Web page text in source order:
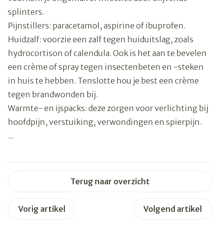
splinters.
Pijnstillers: paracetamol, aspirine of ibuprofen.
Huidzalf: voorzie een zalf tegen huiduitslag, zoals
hydrocortison of calendula. Ook is het aan te bevelen
een crème of spray tegen insectenbeten en -steken
in huis te hebben. Tenslotte hou je best een crème
tegen brandwonden bij.
Warmte- en ijspacks: deze zorgen voor verlichting bij
hoofdpijn, verstuiking, verwondingen en spierpijn.
...
Terug naar overzicht
Vorig artikel Volgend artikel